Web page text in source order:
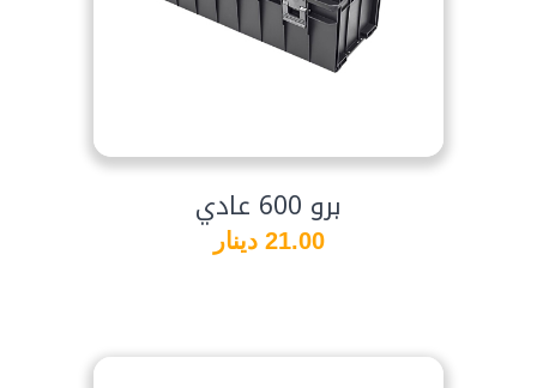
برو 600 عادي
21.00 دينار